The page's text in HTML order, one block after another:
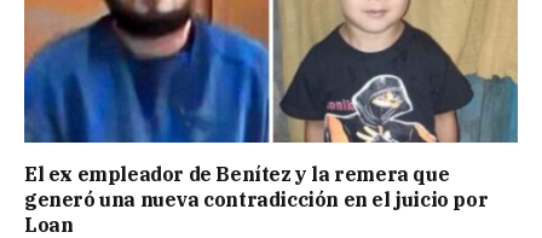
El ex empleador de Benítez y la remera que
generó una nueva contradicción en el juicio por
Loan